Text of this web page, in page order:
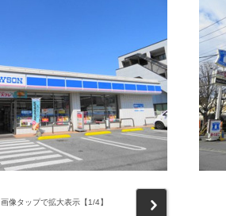
画像タップで拡大表示【1/4】